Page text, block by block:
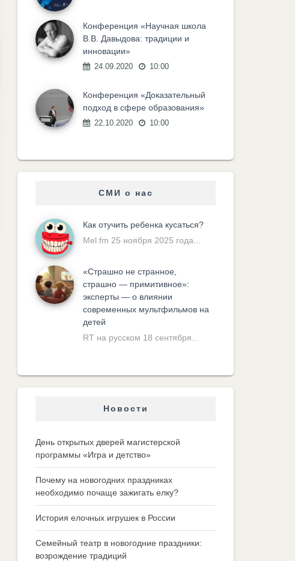
Конференция «Научная школа
В.В. Давыдова: традиции и
инновации»
24.09.2020 10:00
Конференция «Доказательный
подход в сфере образования»
22.10.2020 10:00
СМИ о нас
Как отучить ребенка кусаться?
Mel.fm 25 ноября 2025 года...
«Cтрашно не странное,
страшно — примитивное»:
эксперты — о влиянии
современных мультфильмов на
детей
RT на русском 18 сентября...
Новости
День открытых дверей магистерской
программы «Игра и детство»
Почему на новогодних праздниках
необходимо почаще зажигать елку?
История елочных игрушек в России
Семейный театр в новогодние праздники:
возрождение традиций